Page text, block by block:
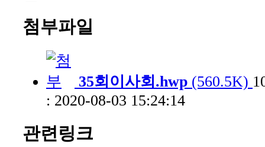
첨부파일
35회이사회.hwp (560.5K)
: 2020-08-03 15:24:14
관련링크